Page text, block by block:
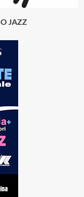
JAZZ